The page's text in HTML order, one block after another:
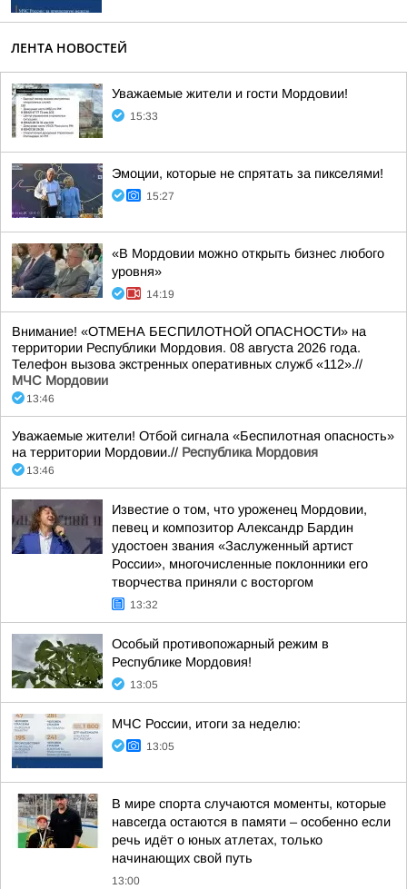
ЛЕНТА НОВОСТЕЙ
Уважаемые жители и гости Мордовии!
15:33
Эмоции, которые не спрятать за пикселями!
15:27
«В Мордовии можно открыть бизнес любого
уровня»
14:19
Внимание! «ОТМЕНА БЕСПИЛОТНОЙ ОПАСНОСТИ» на
территории Республики Мордовия. 08 августа 2026 года.
Телефон вызова экстренных оперативных служб «112».//
МЧС Мордовии
13:46
Уважаемые жители! Отбой сигнала «Беспилотная опасность»
на территории Мордовии.// Республика Мордовия
13:46
Известие о том, что уроженец Мордовии,
певец и композитор Александр Бардин
удостоен звания «Заслуженный артист
России», многочисленные поклонники его
творчества приняли с восторгом
13:32
Особый противопожарный режим в
Республике Мордовия!
13:05
МЧС России, итоги за неделю:
13:05
В мире спорта случаются моменты, которые
навсегда остаются в памяти – особенно если
речь идёт о юных атлетах, только
начинающих свой путь
13:00